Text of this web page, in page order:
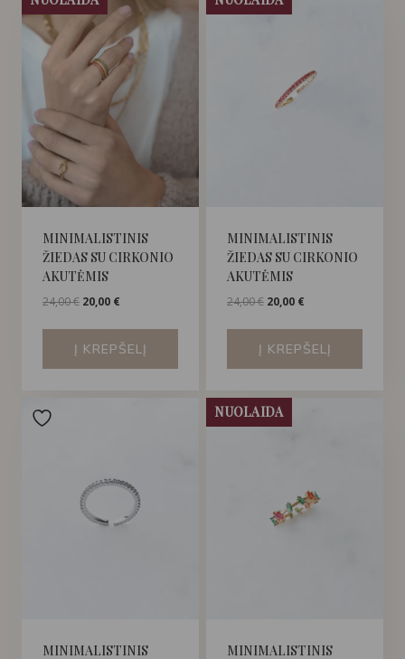
MINIMALISTINIS
ŽIEDAS SU CIRKONIO
AKUTĖMIS
24,00€ Original
24,00 €.
20,00 €
20,00 €.
Į KREPŠELĮ
MINIMALISTINIS
ŽIEDAS SU CIRKONIO
AKUTĖMIS
24,00€ Original
24,00 €.
20,00 €
20,00 €.
Į KREPŠELĮ
MINIMALISTINIS
NUOLAIDA
MINIMALISTINIS